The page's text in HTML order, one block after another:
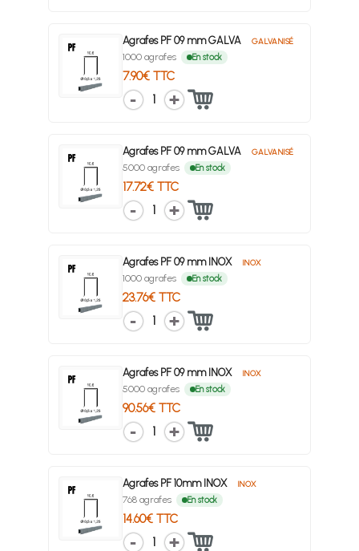
Agrafes PF 09 mm GALVA GALVANISÉ
1000 agrafes En stock
7.90€ TTC
1
Agrafes PF 09 mm GALVA GALVANISÉ
5000 agrafes En stock
17.72€ TTC
1
Agrafes PF 09 mm INOX INOX
1000 agrafes En stock
23.76€ TTC
1
Agrafes PF 09 mm INOX INOX
5000 agrafes En stock
90.56€ TTC
1
Agrafes PF 10mm INOX INOX
768 agrafes En stock
14.60€ TTC
1